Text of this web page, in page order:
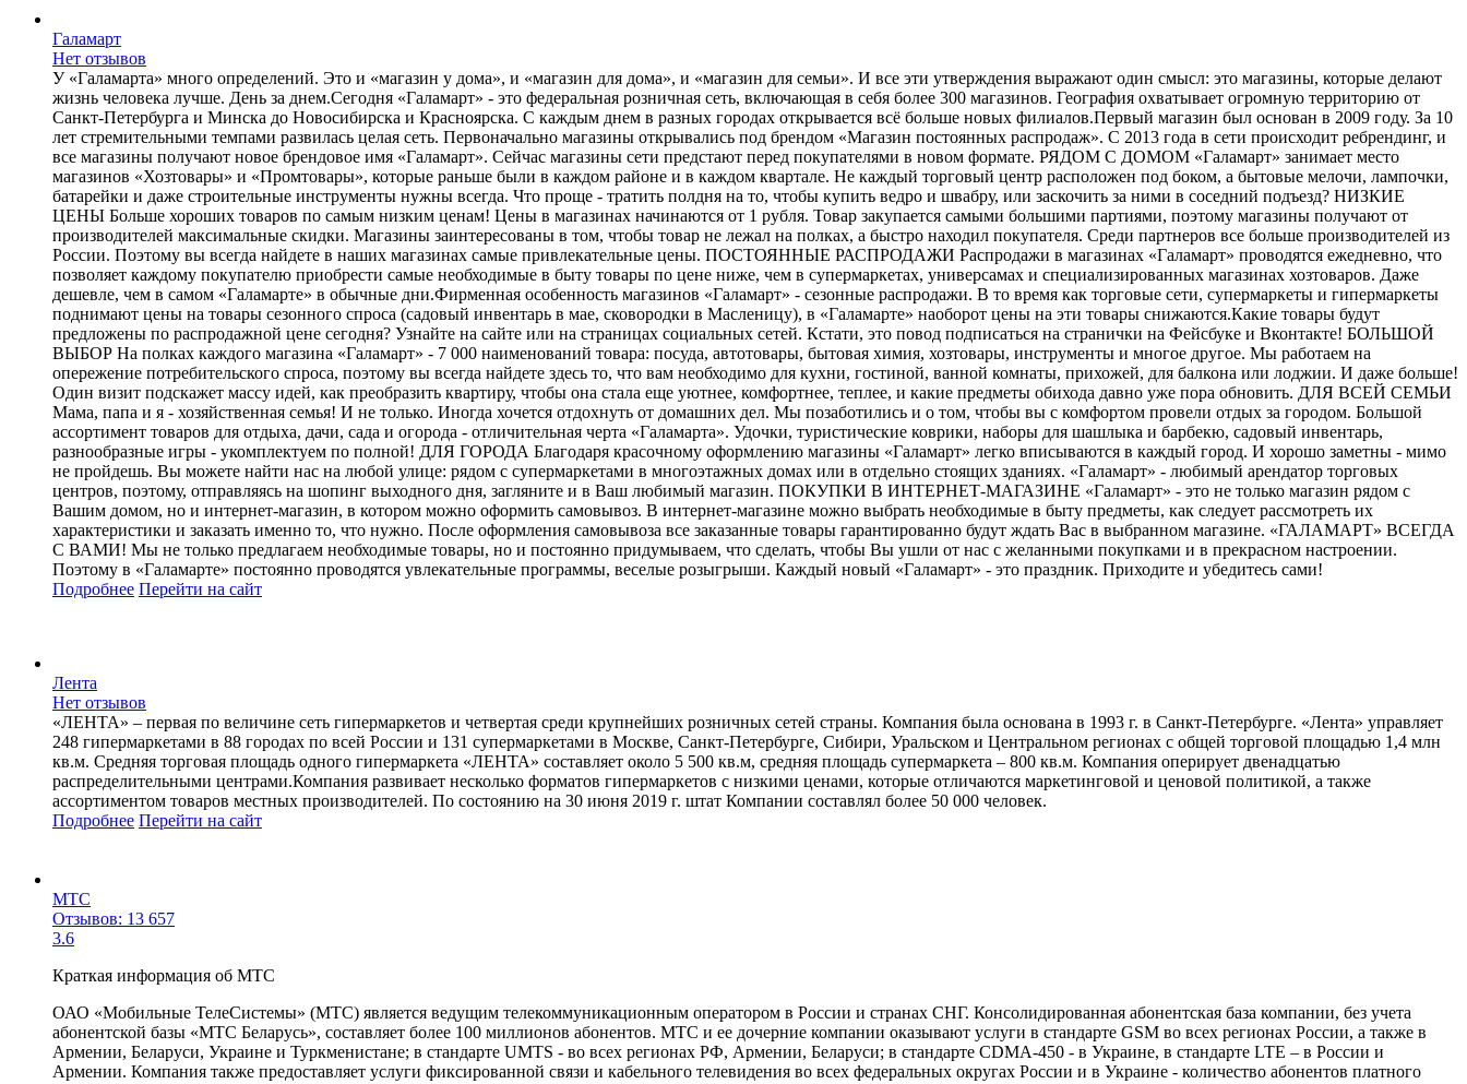
Галамарт
Нет отзывов
У «Галамарта» много определений. Это и «магазин у дома», и «магазин для дома», и «магазин для семьи». И все эти утверждения выражают один смысл: это магазины, которые делают
жизнь человека лучше. День за днем.Сегодня «Галамарт» - это федеральная розничная сеть, включающая в себя более 300 магазинов. География охватывает огромную территорию от
Санкт-Петербурга и Минска до Новосибирска и Красноярска. С каждым днем в разных городах открывается всё больше новых филиалов.Первый магазин был основан в 2009 году. За 10
лет стремительными темпами развилась целая сеть. Первоначально магазины открывались под брендом «Магазин постоянных распродаж». С 2013 года в сети происходит ребрендинг, и
все магазины получают новое брендовое имя «Галамарт». Сейчас магазины сети предстают перед покупателями в новом формате. РЯДОМ С ДОМОМ «Галамарт» занимает место
магазинов «Хозтовары» и «Промтовары», которые раньше были в каждом районе и в каждом квартале. Не каждый торговый центр расположен под боком, а бытовые мелочи, лампочки,
батарейки и даже строительные инструменты нужны всегда. Что проще - тратить полдня на то, чтобы купить ведро и швабру, или заскочить за ними в соседний подъезд? НИЗКИЕ
ЦЕНЫ Больше хороших товаров по самым низким ценам! Цены в магазинах начинаются от 1 рубля. Товар закупается самыми большими партиями, поэтому магазины получают от
производителей максимальные скидки. Магазины заинтересованы в том, чтобы товар не лежал на полках, а быстро находил покупателя. Среди партнеров все больше производителей из
России. Поэтому вы всегда найдете в наших магазинах самые привлекательные цены. ПОСТОЯННЫЕ РАСПРОДАЖИ Распродажи в магазинах «Галамарт» проводятся ежедневно, что
позволяет каждому покупателю приобрести самые необходимые в быту товары по цене ниже, чем в супермаркетах, универсамах и специализированных магазинах хозтоваров. Даже
дешевле, чем в самом «Галамарте» в обычные дни.Фирменная особенность магазинов «Галамарт» - сезонные распродажи. В то время как торговые сети, супермаркеты и гипермаркеты
поднимают цены на товары сезонного спроса (садовый инвентарь в мае, сковородки в Масленицу), в «Галамарте» наоборот цены на эти товары снижаются.Какие товары будут
предложены по распродажной цене сегодня? Узнайте на сайте или на страницах социальных сетей. Кстати, это повод подписаться на странички на Фейсбуке и Вконтакте! БОЛЬШОЙ
ВЫБОР На полках каждого магазина «Галамарт» - 7 000 наименований товара: посуда, автотовары, бытовая химия, хозтовары, инструменты и многое другое. Мы работаем на
опережение потребительского спроса, поэтому вы всегда найдете здесь то, что вам необходимо для кухни, гостиной, ванной комнаты, прихожей, для балкона или лоджии. И даже больше!
Один визит подскажет массу идей, как преобразить квартиру, чтобы она стала еще уютнее, комфортнее, теплее, и какие предметы обихода давно уже пора обновить. ДЛЯ ВСЕЙ СЕМЬИ
Мама, папа и я - хозяйственная семья! И не только. Иногда хочется отдохнуть от домашних дел. Мы позаботились и о том, чтобы вы с комфортом провели отдых за городом. Большой
ассортимент товаров для отдыха, дачи, сада и огорода - отличительная черта «Галамарта». Удочки, туристические коврики, наборы для шашлыка и барбекю, садовый инвентарь,
разнообразные игры - укомплектуем по полной! ДЛЯ ГОРОДА Благодаря красочному оформлению магазины «Галамарт» легко вписываются в каждый город. И хорошо заметны - мимо
не пройдешь. Вы можете найти нас на любой улице: рядом с супермаркетами в многоэтажных домах или в отдельно стоящих зданиях. «Галамарт» - любимый арендатор торговых
центров, поэтому, отправляясь на шопинг выходного дня, загляните и в Ваш любимый магазин. ПОКУПКИ В ИНТЕРНЕТ-МАГАЗИНЕ «Галамарт» - это не только магазин рядом с
Вашим домом, но и интернет-магазин, в котором можно оформить самовывоз. В интернет-магазине можно выбрать необходимые в быту предметы, как следует рассмотреть их
характеристики и заказать именно то, что нужно. После оформления самовывоза все заказанные товары гарантированно будут ждать Вас в выбранном магазине. «ГАЛАМАРТ» ВСЕГДА
С ВАМИ! Мы не только предлагаем необходимые товары, но и постоянно придумываем, что сделать, чтобы Вы ушли от нас с желанными покупками и в прекрасном настроении.
Поэтому в «Галамарте» постоянно проводятся увлекательные программы, веселые розыгрыши. Каждый новый «Галамарт» - это праздник. Приходите и убедитесь сами!
Подробнее Перейти на сайт
Лента
Нет отзывов
«ЛЕНТА» – первая по величине сеть гипермаркетов и четвертая среди крупнейших розничных сетей страны. Компания была основана в 1993 г. в Санкт-Петербурге. «Лента» управляет
248 гипермаркетами в 88 городах по всей России и 131 супермаркетами в Москве, Санкт-Петербурге, Сибири, Уральском и Центральном регионах с общей торговой площадью 1,4 млн
кв.м. Средняя торговая площадь одного гипермаркета «ЛЕНТА» составляет около 5 500 кв.м, средняя площадь супермаркета – 800 кв.м. Компания оперирует двенадцатью
распределительными центрами.Компания развивает несколько форматов гипермаркетов с низкими ценами, которые отличаются маркетинговой и ценовой политикой, а также
ассортиментом товаров местных производителей. По состоянию на 30 июня 2019 г. штат Компании составлял более 50 000 человек.
Подробнее Перейти на сайт
МТС
Отзывов: 13 657
3.6
Краткая информация об МТС
ОАО «Мобильные ТелеСистемы» (МТС) является ведущим телекоммуникационным оператором в России и странах СНГ. Консолидированная абонентская база компании, без учета
абонентской базы «МТС Беларусь», составляет более 100 миллионов абонентов. МТС и ее дочерние компании оказывают услуги в стандарте GSM во всех регионах России, а также в
Армении, Беларуси, Украине и Туркменистане; в стандарте UMTS - во всех регионах РФ, Армении, Беларуси; в стандарте CDMA-450 - в Украине, в стандарте LTE – в России и
Армении. Компания также предоставляет услуги фиксированной связи и кабельного телевидения во всех федеральных округах России и в Украине - количество абонентов платного